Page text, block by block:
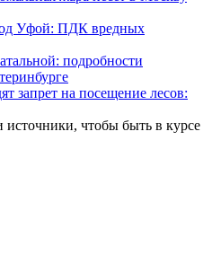
Уфой: ПДК вредных
подробности
запрет на посещение лесов:
источники, чтобы быть в курсе